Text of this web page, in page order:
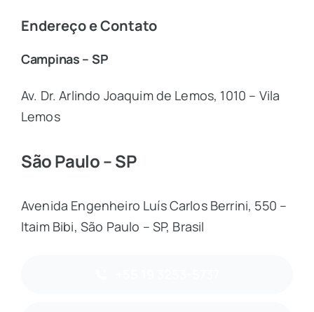
Endereço e Contato
Campinas – SP
Av. Dr. Arlindo Joaquim de Lemos, 1010 – Vila
Lemos
São Paulo – SP
Avenida Engenheiro Luís Carlos Berrini, 550 –
Itaim Bibi, São Paulo – SP, Brasil